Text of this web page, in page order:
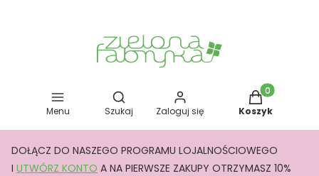
Menu
Otwórz wyszukiwarkę
Szukaj Zaloguj się
Produkty w
Koszyk
DOŁĄCZ DO NASZEGO PROGRAMU LOJALNOŚCIOWEGO
I UTWÓRZ KONTO A NA PIERWSZE ZAKUPY OTRZYMASZ 10%